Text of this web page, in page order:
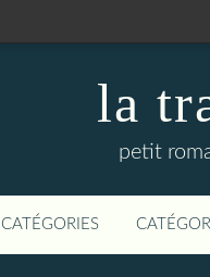
la
petit
CATÉGORIES